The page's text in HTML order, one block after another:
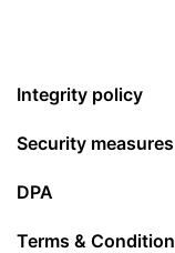
Integrity policy
Security measures
DPA
Terms &